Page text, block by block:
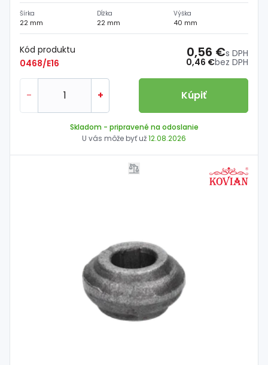
Šírka
22 mm
Dĺžka
22 mm
Výška
40 mm
Kód produktu
0468/E16
0,46 €bez DPH
0,56 €s DPH
- + Kúpiť
Skladom - pripravené na odoslanie
U vás môže byť už12.08.2026